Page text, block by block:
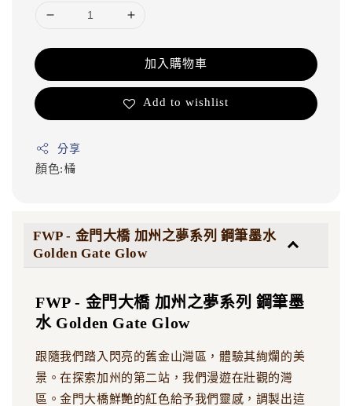
加入購物車
Add to wishlist
分享
顏色:橘
FWP - 金門大橋 加州之夢系列 鋼筆墨水
Golden Gate Glow
FWP - 金門大橋 加州之夢系列 鋼筆墨
水 Golden Gate Glow
跟隨我們踏入閃亮的舊金山灣區，體驗其絢爛的美
景。在探索加州的第二站，我們漫遊在壯觀的灣
區。金門大橋鮮艷的紅色給予我們靈感，調製出這